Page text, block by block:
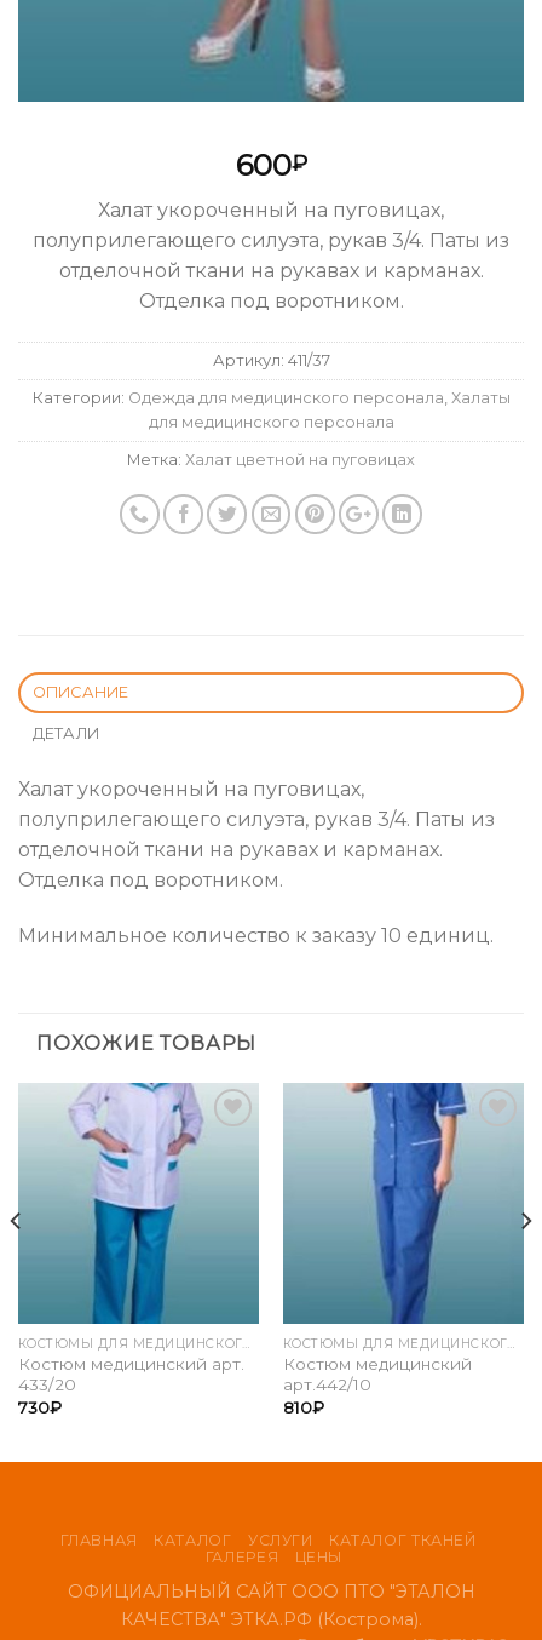
600₽
Халат укороченный на пуговицах,
полуприлегающего силуэта, рукав 3/4. Паты из
отделочной ткани на рукавах и карманах.
Отделка под воротником.
Артикул: 411/37
Категории: Одежда для медицинского персонала, Халаты
для медицинского персонала
Метка: Халат цветной на пуговицах
ОПИСАНИЕ
ДЕТАЛИ
Халат укороченный на пуговицах,
полуприлегающего силуэта, рукав 3/4. Паты из
отделочной ткани на рукавах и карманах.
Отделка под воротником.
Минимальное количество к заказу 10 единиц.
ПОХОЖИЕ ТОВАРЫ
Add to
КОСТЮМЫ ДЛЯ МЕДИЦИНСКОГО ПЕРСОНАЛА
Костюм медицинский арт.
433/20
730₽
КОСТЮМЫ ДЛЯ МЕДИЦИНСКОГО ПЕРСОНАЛА
Костюм медицинский
арт.442/10
810₽
ГЛАВНАЯ КАТАЛОГ УСЛУГИ
КАТАЛОГ ТКАНЕЙ
ГАЛЕРЕЯ
ЦЕНЫ
ОФИЦИАЛЬНЫЙ САЙТ ООО ПТО "ЭТАЛОН
КАЧЕСТВА" ЭТКА.РФ (Кострома).